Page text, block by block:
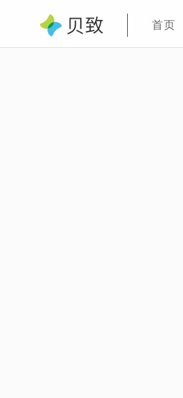
首页